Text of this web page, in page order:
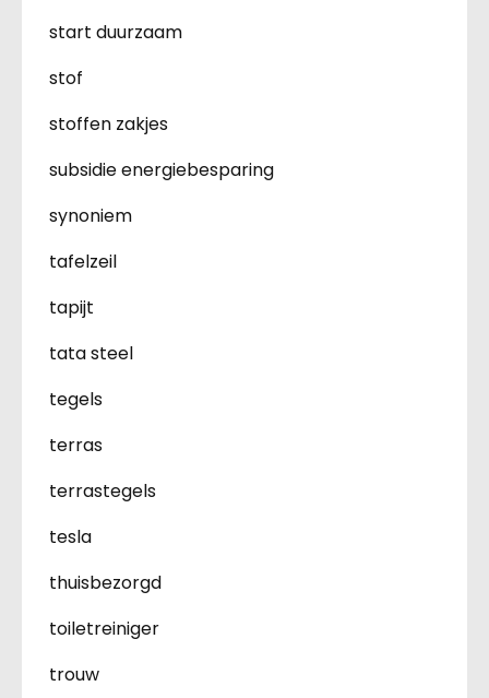
start duurzaam
stof
stoffen zakjes
subsidie energiebesparing
synoniem
tafelzeil
tapijt
tata steel
tegels
terras
terrastegels
tesla
thuisbezorgd
toiletreiniger
trouw